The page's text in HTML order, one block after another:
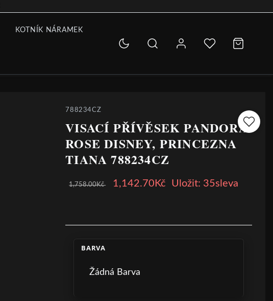
KOTNÍK NÁRAMEK
788234CZ
VISACÍ PŘÍVĚSEK PANDORA
ROSE DISNEY, PRINCEZNA
TIANA 788234CZ
1,758.00Kč 1,142.70Kč Uložit: 35sleva
BARVA
Žádná Barva